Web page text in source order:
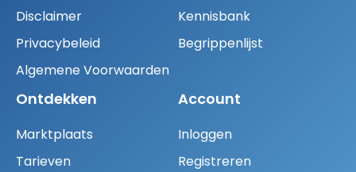
Disclaimer
Privacybeleid
Algemene Voorwaarden
Kennisbank
Begrippenlijst
Ontdekken
Marktplaats
Tarieven
Account
Inloggen
Registreren